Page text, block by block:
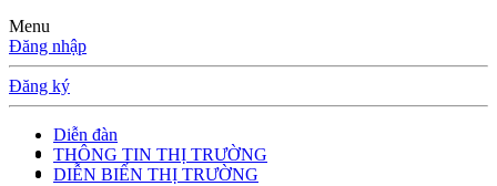
Menu
Đăng nhập
Đăng ký
Diễn đàn
THÔNG TIN THỊ TRƯỜNG
DIỄN BIẾN THỊ TRƯỜNG